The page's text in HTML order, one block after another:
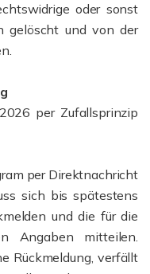
oder sonst
gelöscht und von der
per Zufallsprinzip
per Direktnachricht
sich bis spätestens
und die für die
Angaben mitteilen.
Rückmeldung, verfällt